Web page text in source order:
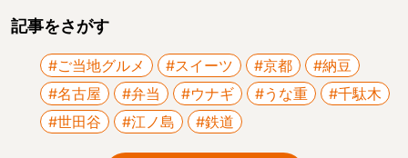
記事をさがす
#ご当地グルメ #スイーツ #京都
#納豆
#名古屋
#弁当 #ウナギ #うな重
#千駄木
#世田谷
#江ノ島 #鉄道